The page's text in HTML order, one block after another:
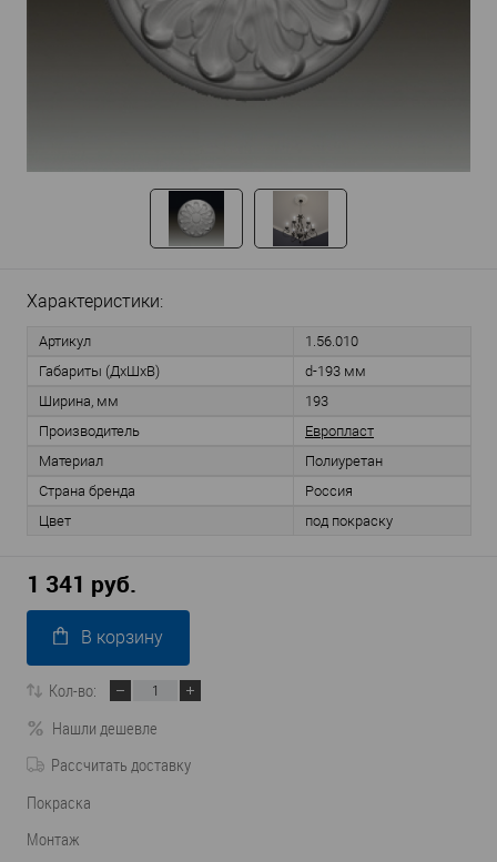
Характеристики:
Артикул
1.56.010
Габариты (ДхШхВ)
d-193 мм
Ширина, мм
193
Производитель
Европласт
Материал
Полиуретан
Страна бренда
Россия
Цвет
под покраску
1 341 руб.
В корзину
Кол-во:
Нашли дешевле
Рассчитать доставку
Покраска
Монтаж